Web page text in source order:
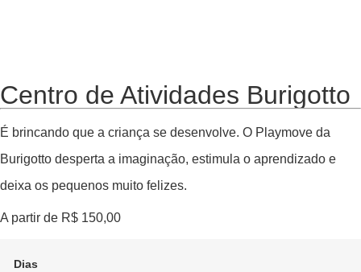
Centro de Atividades Burigotto
É brincando que a criança se desenvolve. O Playmove da
Burigotto desperta a imaginação, estimula o aprendizado e
deixa os pequenos muito felizes.
A partir de R$ 150,00
Dias